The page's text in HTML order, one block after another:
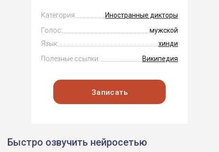
Категория:
Иностранные дикторы
Голос:
мужской
Язык:
хинди
Полезные ссылки:
Википедия
Записать
Быстро озвучить нейросетью